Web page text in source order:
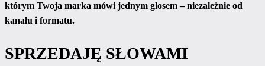
którym Twoja marka mówi jednym głosem – niezależnie od
kanału i formatu.
SPRZEDAJĘ SŁOWAMI